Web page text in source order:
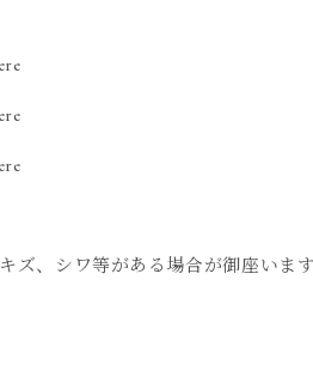
、シワ等がある場合が御座います